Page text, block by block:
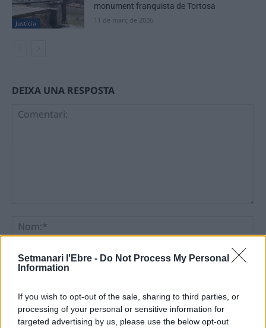
Setmanari l'Ebre - Do Not Process My Personal
Information
If you wish to opt-out of the sale, sharing to third parties, or
processing of your personal or sensitive information for
targeted advertising by us, please use the below opt-out
Justícia
monument franquista de Tortosa
11 de març de 2026
DEIXA UNA RESPOSTA
Deseu el meu nom, el correu electrònic i el lloc web en